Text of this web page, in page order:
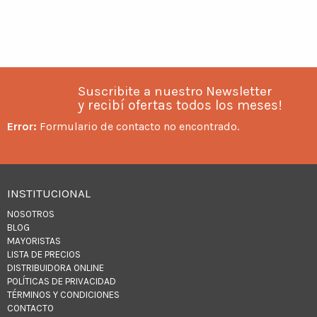
Suscribite a nuestro Newsletter
y recibí ofertas todos los meses!
Error: Formulario de contacto no encontrado.
INSTITUCIONAL
NOSOTROS
BLOG
MAYORISTAS
LISTA DE PRECIOS
DISTRIBUIDORA ONLINE
POLÍTICAS DE PRIVACIDAD
TÉRMINOS Y CONDICIONES
CONTACTO